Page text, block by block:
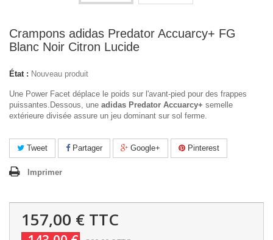
Crampons adidas Predator Accuarcy+ FG
Blanc Noir Citron Lucide
État : Nouveau produit
Une Power Facet déplace le poids sur l'avant-pied pour des frappes
puissantes.Dessous, une adidas Predator Accuarcy+ semelle
extérieure divisée assure un jeu dominant sur sol ferme.
Tweet Partager Google+ Pinterest
Imprimer
157,00 € TTC